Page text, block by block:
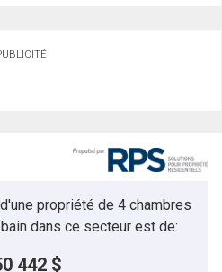
propriété de 4 chambres
dans ce secteur est de:
442 $